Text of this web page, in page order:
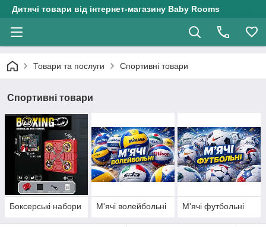
Дитячі товари від інтернет-магазину Baby Rooms
Товари та послуги Спортивні товари
Спортивні товари
Боксерські набори М'ячі волейбольні М'ячі футбольні